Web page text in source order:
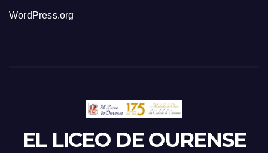
WordPress.org
EL LICEO DE OURENSE